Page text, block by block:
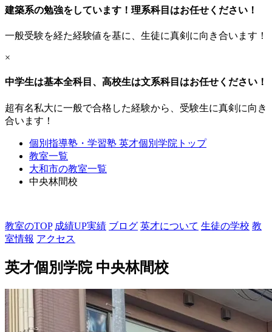
建築系の勉強をしています！理系科目はお任せください！
一般受験を経た経験値を基に、生徒に真剣に向き合います！
×
中学生は基本全科目、高校生は文系科目はお任せください！
超有名私大に一般で合格した経験から、受験生に真剣に向き
合います！
個別指導塾・学習塾 英才個別学院 トップ
教室一覧
大和市の教室一覧
中央林間校
教室のTOP 成績UP実績 ブログ 英才について 生徒の学校 教
室情報 アクセス
英才個別学院 中央林間校